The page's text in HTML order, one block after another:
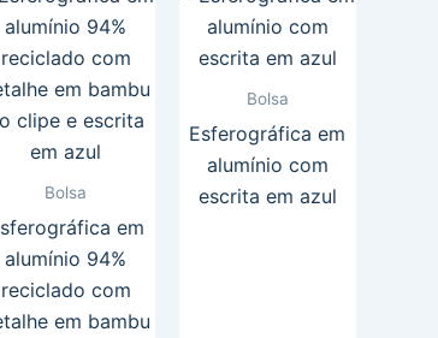
Bolsa
em
alumínio 94%
reciclado com
em bambu
Bolsa
Esferográfica em
alumínio com
escrita em azul